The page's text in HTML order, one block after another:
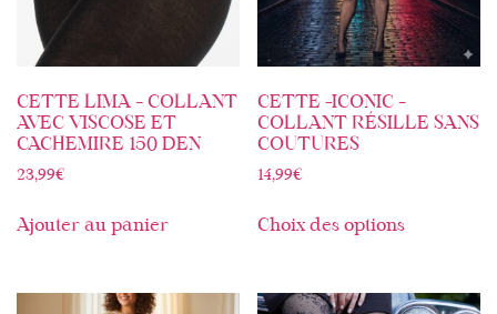
CETTE LIMA – COLLANT
AVEC VISCOSE ET
CACHEMIRE 150 DEN
23,99€
Ajouter au panier
CETTE -ICONIC –
COLLANT RÉSILLE SANS
COUTURES
14,99€
Choix des options